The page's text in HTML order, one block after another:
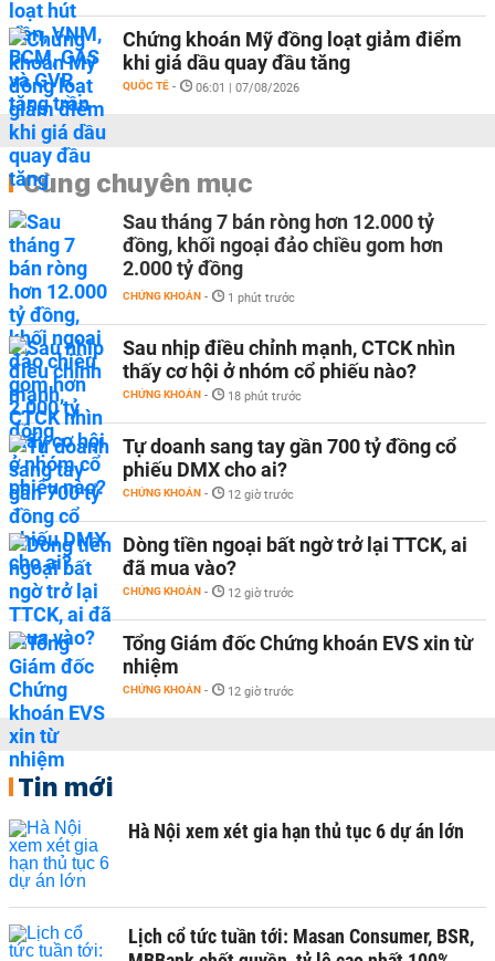
Chứng khoán Mỹ đồng loạt giảm điểm
khi giá dầu quay đầu tăng
QUỐC TẾ - 06:01 | 07/08/2026
Cùng chuyên mục
Sau tháng 7 bán ròng hơn 12.000 tỷ
đồng, khối ngoại đảo chiều gom hơn
2.000 tỷ đồng
CHỨNG KHOÁN - 1 phút trước
Sau nhịp điều chỉnh mạnh, CTCK nhìn
thấy cơ hội ở nhóm cổ phiếu nào?
CHỨNG KHOÁN - 18 phút trước
Tự doanh sang tay gần 700 tỷ đồng cổ
phiếu DMX cho ai?
CHỨNG KHOÁN - 12 giờ trước
Dòng tiền ngoại bất ngờ trở lại TTCK, ai
đã mua vào?
CHỨNG KHOÁN - 12 giờ trước
Tổng Giám đốc Chứng khoán EVS xin từ
nhiệm
CHỨNG KHOÁN - 12 giờ trước
Tin mới
Hà Nội xem xét gia hạn thủ tục 6 dự án lớn
Lịch cổ tức tuần tới: Masan Consumer, BSR,